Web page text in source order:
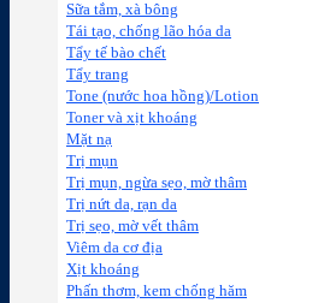
Sữa tắm, xà bông
Tái tạo, chống lão hóa da
Tẩy tế bào chết
Tẩy trang
Tone (nước hoa hồng)/Lotion
Toner và xịt khoáng
Mặt nạ
Trị mụn
Trị mụn, ngừa sẹo, mờ thâm
Trị nứt da, rạn da
Trị sẹo, mờ vết thâm
Viêm da cơ địa
Xịt khoáng
Phấn thơm, kem chống hăm